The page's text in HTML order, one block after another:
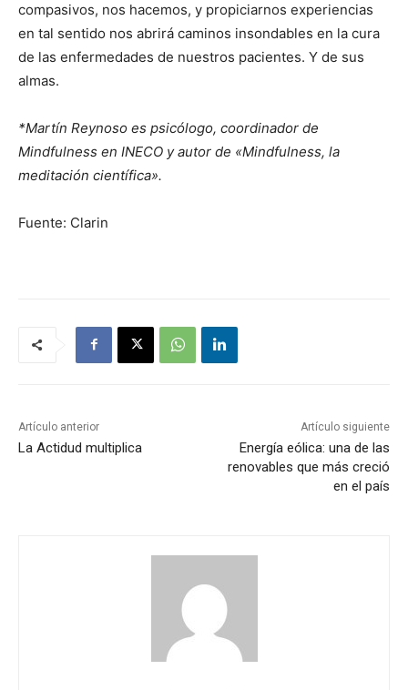
compasivos, nos hacemos, y propiciarnos experiencias
en tal sentido nos abrirá caminos insondables en la cura
de las enfermedades de nuestros pacientes. Y de sus
almas.
*Martín Reynoso es psicólogo, coordinador de
Mindfulness en INECO y autor de «Mindfulness, la
meditación científica».
Fuente: Clarin
Artículo anterior
La Actidud multiplica
Artículo siguiente
Energía eólica: una de las
renovables que más creció
en el país